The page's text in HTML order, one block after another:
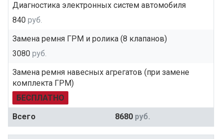
Диагностика электронных систем автомобиля
840 руб.
Замена ремня ГРМ и ролика (8 клапанов)
3080 руб.
Замена ремня навесных агрегатов (при замене
комплекта ГРМ)
БЕСПЛАТНО
Всего
8680 руб.